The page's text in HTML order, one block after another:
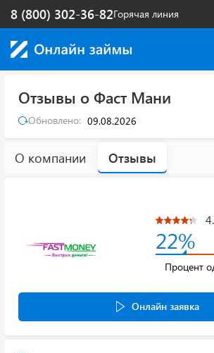
Горячая линия
8 (800) 302-36-82
Отзывы о Фаст Мани
Обновлено: 09.08.2026
О компании Отзывы
22%
Процент
Онлайн заявка